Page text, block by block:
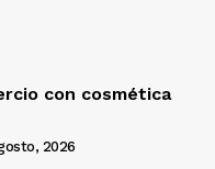
con cosmética
2026